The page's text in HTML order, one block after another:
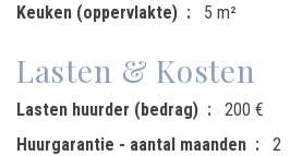
Keuken (oppervlakte)
5 m²
Lasten & Kosten
Lasten huurder (bedrag)
200 €
Huurgarantie - aantal maanden
2